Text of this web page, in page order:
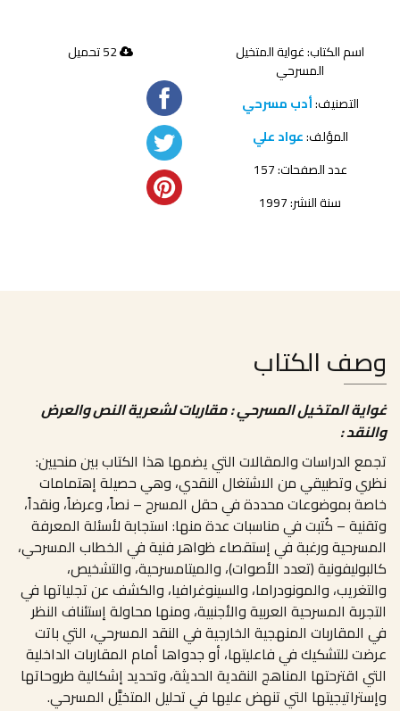
اسم الكتاب: غواية المتخيل
المسرحي
التصنيف:أدب مسرحي
المؤلف:عواد علي
عدد الصفحات: 157
سنة النشر: 1997
52 تحميل
وصف الكتاب
غواية المتخيل المسرحي : مقاربات لشعرية النص والعرض
والنقد :
تجمع الدراسات والمقالات التي يضمها هذا الكتاب بين منحيين:
نظري وتطبيقي من الاشتغال النقدي، وهي حصيلة إهتمامات
خاصة بموضوعات محددة في حقل المسرح – نصاً، وعرضاً، ونقداً،
وتقنية – كُتبت في مناسبات عدة منها: استجابة لأسئلة المعرفة
المسرحية ورغبة في إستقصاء ظواهر فنية في الخطاب المسرحي،
كالبوليفونية (تعدد الأصوات)، والميتامسرحية، والتشخيص،
والتغريب، والمونودراما، والسينوغرافيا، والكشف عن تجلياتها في
التجربة المسرحية العربية والأجنبية، ومنها محاولة إستئناف النظر
في المقاربات المنهجية الخارجية في النقد المسرحي، التي باتت
عرضت للتشكيك في فاعليتها، أو جدواها أمام المقاربات الداخلية
التي اقترحتها المناهج النقدية الحديثة، وتحديد إشكالية طروحاتها
وإستراتيجيتها التي تنهض عليها في تحليل المتخيَّل المسرحي.